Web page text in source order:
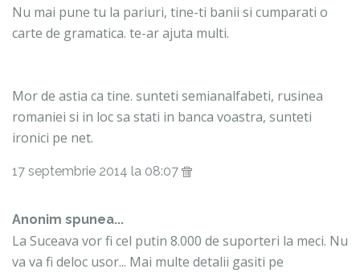
Nu mai pune tu la pariuri, tine-ti banii si cumparati o
carte de gramatica. te-ar ajuta multi.
Mor de astia ca tine. sunteti semianalfabeti, rusinea
romaniei si in loc sa stati in banca voastra, sunteti
ironici pe net.
17 septembrie 2014 la 08:07
Anonim spunea...
La Suceava vor fi cel putin 8.000 de suporteri la meci. Nu
va va fi deloc usor... Mai multe detalii gasiti pe